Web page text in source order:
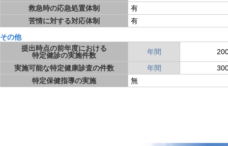
救急時の応急処置体制
有
苦情に対する対応体制
有
その他
提出時点の前年度における
特定健診の実施件数
年間
実施可能な特定健康診査の件数
年間
特定保健指導の実施
無